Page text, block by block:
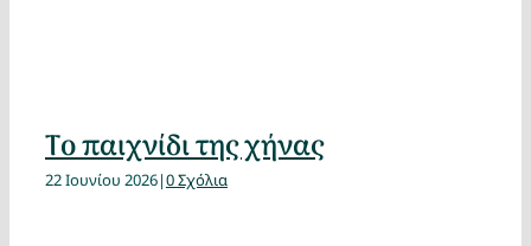
Το παιχνίδι της χήνας
22 Ιουνίου 2026|0 Σχόλια